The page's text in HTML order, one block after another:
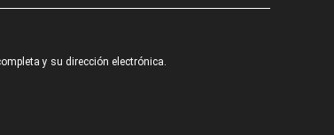
y su dirección electrónica.